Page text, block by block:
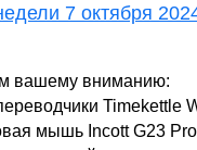
7 октября
вашему вниманию:
Timekettle
мышь Incott G23